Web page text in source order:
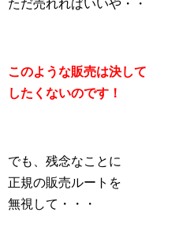
ただ売れればいいや・・
このような販売は決して
したくないのです！
でも、残念なことに
正規の販売ルートを
無視して・・・